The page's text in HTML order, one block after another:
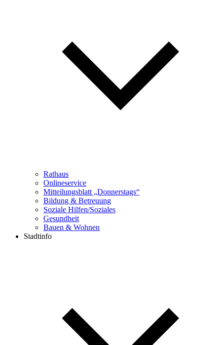
Rathaus
Onlineservice
Mitteilungsblatt „Donnerstags“
Bildung & Betreuung
Soziale Hilfen/Soziales
Gesundheit
Bauen & Wohnen
Stadtinfo